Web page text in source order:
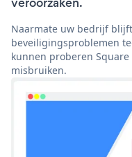
Naarmate uw bedrijf
beveiligingsproblemen
kunnen proberen
misbruiken.